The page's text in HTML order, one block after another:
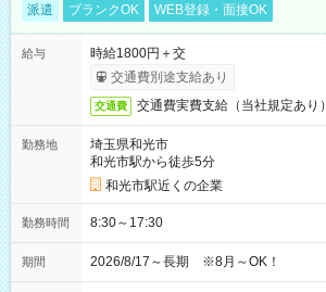
派遣 ブランクOK WEB登録・面接OK
給与
時給1800円＋交
交通費別途支給あり
交通費 交通費実費支給（当社規定あり）
勤務地
埼玉県和光市
和光市駅から徒歩5分
和光市駅近くの企業
勤務時間 8:30～17:30
期間 2026/8/17～長期 ※8月～OK！